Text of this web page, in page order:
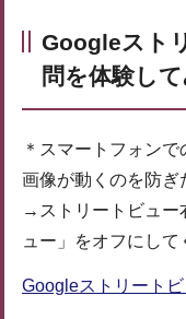
Googleスト
問を体験し
＊スマートフォン
画像が動くのを防ぎ
→ストリートビュー
ュー」をオフにして
Googleストリート